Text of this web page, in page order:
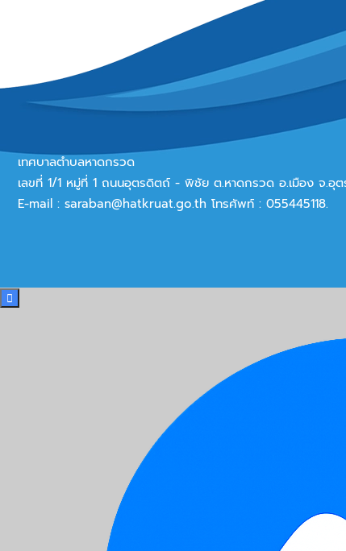
เทศบาลตำบลหาดกรวด
เลขที่ 1/1 หมู่ที่ 1 ถนนอุตรดิตถ์ - พิชัย ต.หาดกรวด อ.เมือง จ.อุ
E-mail : saraban@hatkruat.go.th โทรศัพท์ : 055445118.
